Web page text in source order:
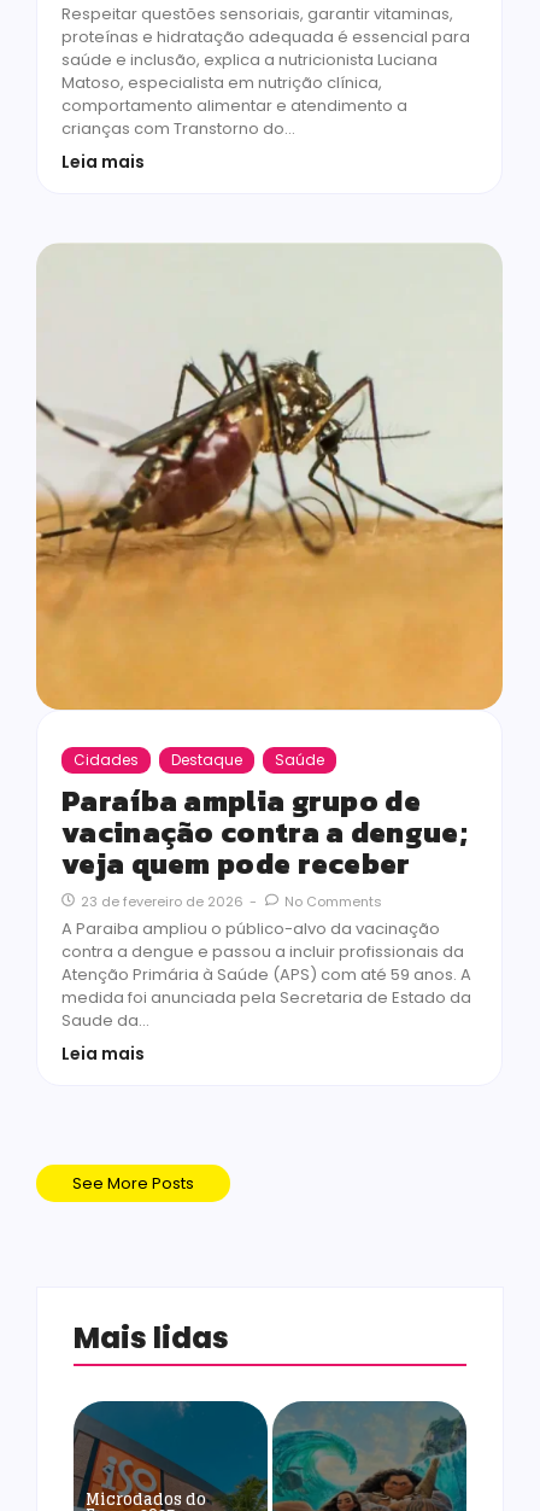
Respeitar questões sensoriais, garantir vitaminas,
proteínas e hidratação adequada é essencial para
saúde e inclusão, explica a nutricionista Luciana
Matoso, especialista em nutrição clínica,
comportamento alimentar e atendimento a
crianças com Transtorno do…
Leia mais
Cidades Destaque Saúde
Paraíba amplia grupo de
vacinação contra a dengue;
veja quem pode receber
23 de fevereiro de 2026 - No Comments
A Paraiba ampliou o público-alvo da vacinação
contra a dengue e passou a incluir profissionais da
Atenção Primária à Saúde (APS) com até 59 anos. A
medida foi anunciada pela Secretaria de Estado da
Saude da…
Leia mais
See More Posts
Mais lidas
Microdados do